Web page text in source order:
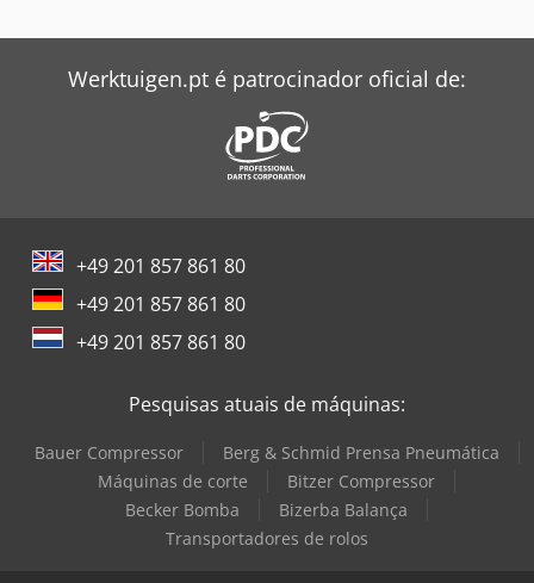
Werktuigen.pt é patrocinador oficial de:
+49 201 857 861 80
+49 201 857 861 80
+49 201 857 861 80
Pesquisas atuais de máquinas:
Bauer Compressor
Berg & Schmid Prensa Pneumática
Máquinas de corte
Bitzer Compressor
Becker Bomba
Bizerba Balança
Transportadores de rolos